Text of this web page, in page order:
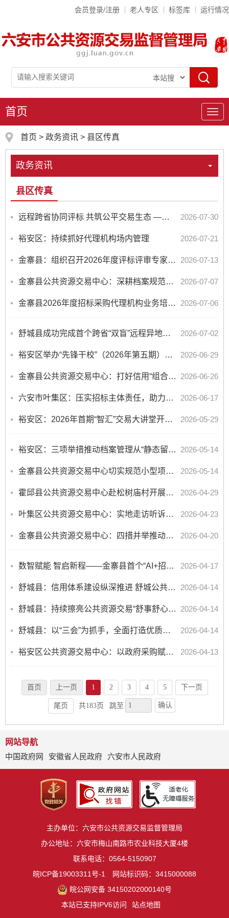
会员登录/注册 老人专区 标签库 运行情况
导
首页
首页 > 政务资讯 > 县区传真
政务资讯
县区传真
远程跨省协同评标 共筑公平交易生态 ——叶集区跨省远程异地评标迈入新阶段 2026-07-30
裕安区：持续抓好代理机构场内管理 2026-07-21
金寨县：组织召开2026年度评标评审专家培训会 2026-07-13
金寨县公共资源交易中心：深耕档案规范化建设 抓实日常精细化管控 2026-07-07
金寨县2026年度招标采购代理机构业务培训会召开 2026-07-06
舒城县成功完成首个跨省“双盲”远程异地评标项目 2026-07-02
裕安区举办“先锋干校”（2026年第五期）暨招标人业务培训会 2026-06-29
金寨县公共资源交易中心：打好信用“组合拳”助力营商环境再优化 2026-06-26
六安市叶集区：压实招标主体责任，助力提升交易环境 2026-06-17
裕安区：2026年首期“智汇”交易大讲堂开讲啦 2026-05-29
裕安区：三项举措推动档案管理从“静态留存”向“动态赋能”转变 2026-05-14
金寨县公共资源交易中心切实规范小型项目发包工作 2026-05-14
霍邱县公共资源交易中心赴松树庙村开展走访调研活动 2026-04-29
叶集区公共资源交易中心：实地走访听诉求 精准服务促发展 2026-04-23
金寨县公共资源交易中心：四措并举推动公共资源交易服务再提升 2026-04-20
数智赋能 智启新程——金寨县首个“AI+招标投标”智慧大模型项目成功挂网 2026-04-17
舒城县：信用体系建设纵深推进 舒城公共资源交易环境持续优化 2026-04-14
舒城县：持续擦亮公共资源交易“舒事舒心办”品牌 2026-04-14
舒城县：以“三会”为抓手，全面打造优质服务 2026-04-14
裕安区公共资源交易中心：以政府采购赋能营商环境提质增效 2026-04-13
首页 上一页 1 2 3 4 5 下一页
尾页 共183页 跳至 确认
网站导航
中国政府网
安徽省人民政府 六安市人民政府
主办单位：六安市公共资源交易监督管理局
办公地址：六安市梅山南路市农业科技大厦4楼
联系电话：0564-5150907
皖ICP备19003311号-1
网站标识码：3415000088
皖公网安备 34150202000140号
本站已支持IPV6访问
站点地图